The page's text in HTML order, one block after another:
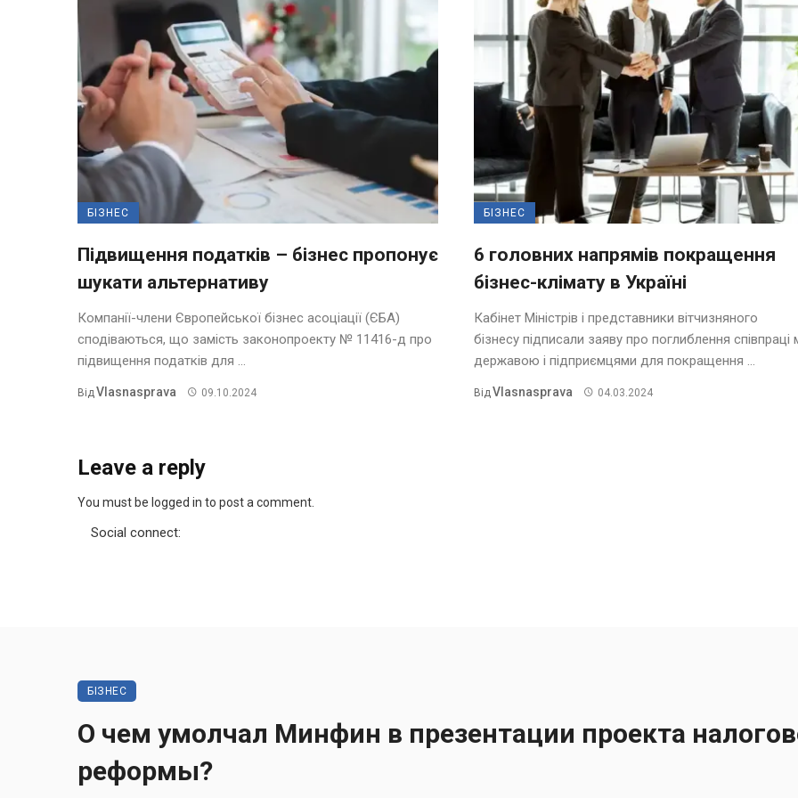
БІЗНЕС
Підвищення податків – бізнес пропонує
шукати альтернативу
Компанії-члени Європейської бізнес асоціації (ЄБА)
сподіваються, що замість законопроекту № 11416-д про
підвищення податків для ...
Від Vlasnasprava 09.10.2024
БІЗНЕС
6 головних напрямів покращення
бізнес-клімату в Україні
Кабінет Міністрів і представники вітчизняного
бізнесу підписали заяву про поглиблення співпраці
державою і підприємцями для покращення ...
Від Vlasnasprava 04.03.2024
Leave a reply
You must be logged in to post a comment.
Social connect:
БІЗНЕС
О чем умолчал Минфин в презентации проекта
реформы?